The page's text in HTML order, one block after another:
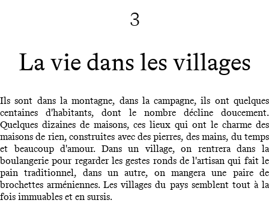
3
La vie dans les villages
Ils sont dans la montagne, dans la campagne, ils ont quelques
centaines d'habitants, dont le nombre décline doucement.
Quelques dizaines de maisons, ces lieux qui ont le charme des
maisons de rien, construites avec des pierres, des mains, du temps
et beaucoup d'amour. Dans un village, on rentrera dans la
boulangerie pour regarder les gestes ronds de l'artisan qui fait le
pain traditionnel, dans un autre, on mangera une paire de
brochettes arméniennes. Les villages du pays semblent tout à la
fois immuables et en sursis.